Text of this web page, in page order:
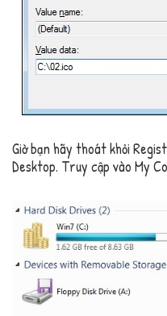
Giờ bạn hãy thoát khỏi
Desktop. Truy cập vào My